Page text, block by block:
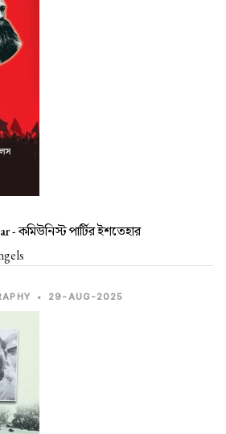
-কমিউনিস্ট পার্টির ইশতেহার
• 29-AUG-2025